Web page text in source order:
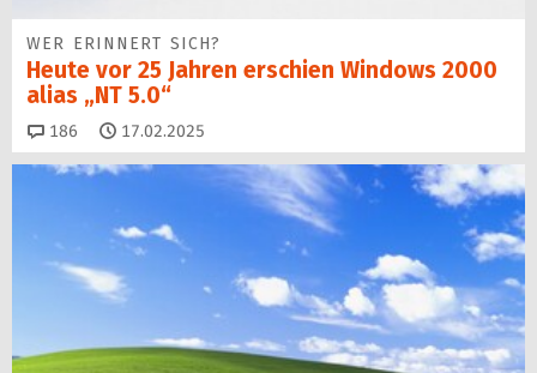
WER ERINNERT SICH?
Heute vor 25 Jahren erschien Windows 2000
alias „NT 5.0“
186 Kommentare
17.02.2025